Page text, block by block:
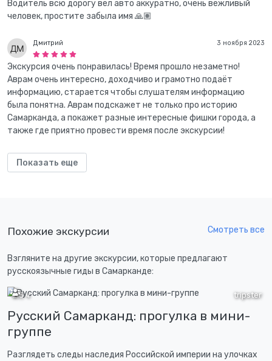
Водитель всю дорогу вел авто аккуратно, очень вежливый
человек, простите забыла имя 🙏🏽
3 ноября 2023
Дмитрий
Экскурсия очень понравилась! Время прошло незаметно!
Аврам очень интересно, доходчиво и грамотно подаёт
информацию, старается чтобы слушателям информацию
была понятна. Аврам подскажет не только про историю
Самарканда, а покажет разные интересные фишки города, а
также где приятно провести время после экскурсии!
Показать еще
Похожие экскурсии Смотреть все
Взгляните на другие экскурсии, которые предлагают
русскоязычные гиды в Самарканде:
tripster
2,5 ч
Русский Самарканд: прогулка в мини-
группе
Разглядеть следы наследия Российской империи на улочках